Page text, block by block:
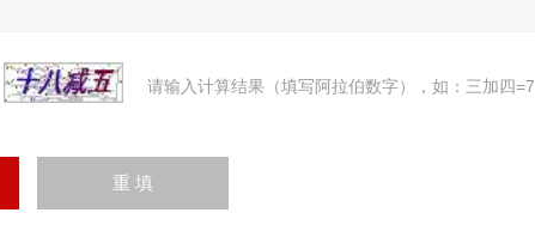
请输入计算结果（填写阿拉伯数字），如：三加四=7